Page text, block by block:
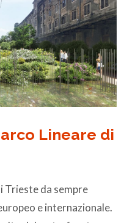
Lineare di
Trieste da sempre
e internazionale.